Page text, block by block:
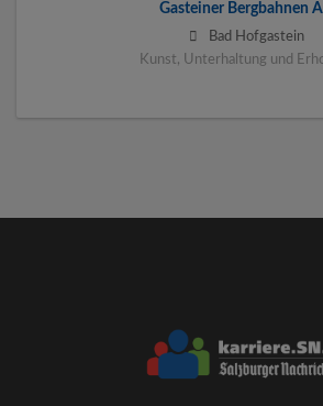
Gasteiner Bergbahnen
Bad Hofgastein
Kunst, Unterhaltung und